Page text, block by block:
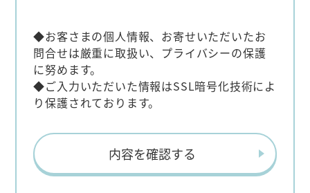
◆お客さまの個人情報、お寄せいただいたお
問合せは厳重に取扱い、プライバシーの保護
に努めます。
◆ご入力いただいた情報はSSL暗号化技術によ
り保護されております。
内容を確認する